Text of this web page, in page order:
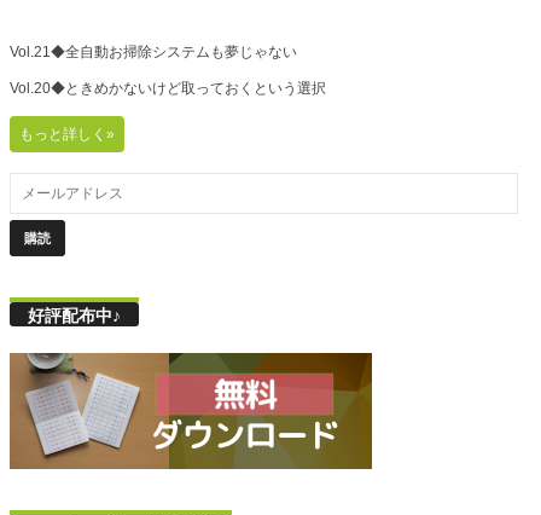
Vol.21◆全自動お掃除システムも夢じゃない
Vol.20◆ときめかないけど取っておくという選択
もっと詳しく»
好評配布中♪